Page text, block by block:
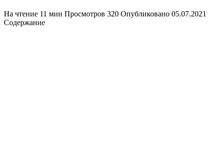
На чтение 11 мин Просмотров 320 Опубликовано 05.07.2021
Содержание